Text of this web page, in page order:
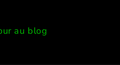
au blog